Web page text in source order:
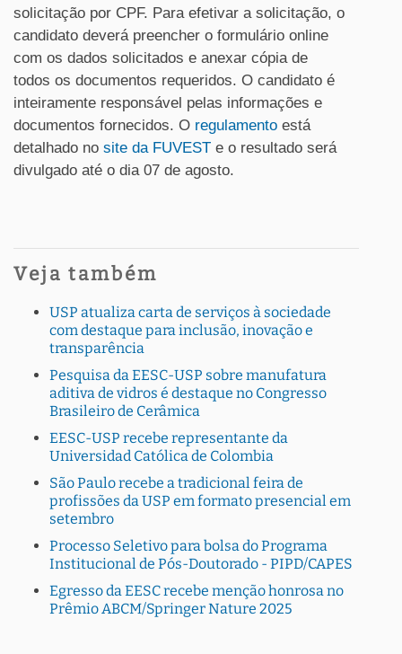
solicitação por CPF. Para efetivar a solicitação, o
candidato deverá preencher o formulário online
com os dados solicitados e anexar cópia de
todos os documentos requeridos. O candidato é
inteiramente responsável pelas informações e
documentos fornecidos. O regulamento está
detalhado no site da FUVEST e o resultado será
divulgado até o dia 07 de agosto.
Veja também
USP atualiza carta de serviços à sociedade
com destaque para inclusão, inovação e
transparência
Pesquisa da EESC-USP sobre manufatura
aditiva de vidros é destaque no Congresso
Brasileiro de Cerâmica
EESC-USP recebe representante da
Universidad Católica de Colombia
São Paulo recebe a tradicional feira de
profissões da USP em formato presencial em
setembro
Processo Seletivo para bolsa do Programa
Institucional de Pós-Doutorado - PIPD/CAPES
Egresso da EESC recebe menção honrosa no
Prêmio ABCM/Springer Nature 2025